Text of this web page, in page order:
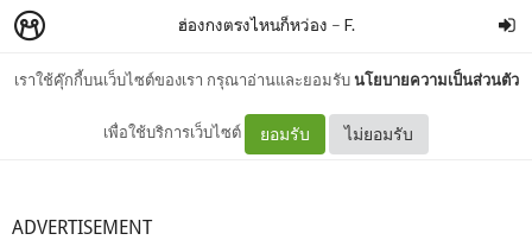
เราใช้คุ๊กกี้บนเว็บไซต์ของเรา กรุณาอ่านและยอมรับนโยบายความเป็นส่วนตัว
เพื่อใช้บริการเว็บไซต์ ยอมรับ ไม่ยอมรับ
ฮ่องกงตรงไหนก็หว่อง – F.
กระทำความ Less is more
ADVERTISEMENT